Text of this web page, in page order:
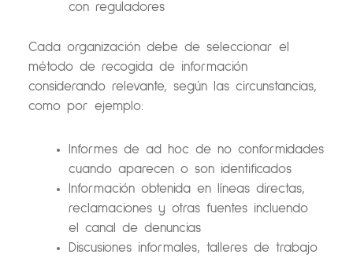
con reguladores
Cada organización debe de seleccionar el
método de recogida de información
considerando relevante, según las circunstancias,
como por ejemplo:
Informes de ad hoc de no conformidades
cuando aparecen o son identificados
Información obtenida en líneas directas,
reclamaciones y otras fuentes incluendo
el canal de denuncias
Discusiones informales, talleres de trabajo